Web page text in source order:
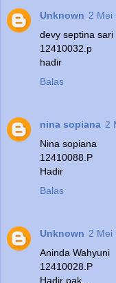
Unknown 2 Mei
devy septina sari
12410032.p
hadir
Balas
nina sopiana 2
Nina sopiana
12410088.P
Hadir
Balas
Unknown 2 Mei
Aninda Wahyuni
12410028.P
Hadir pak...